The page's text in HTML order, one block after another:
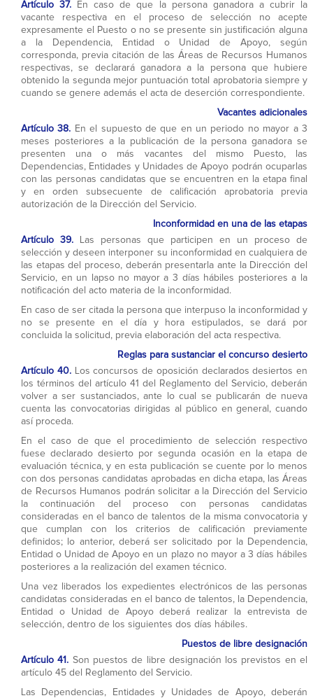
Artículo 37. En caso de que la persona ganadora a cubrir la
vacante respectiva en el proceso de selección no acepte
expresamente el Puesto o no se presente sin justificación alguna
a la Dependencia, Entidad o Unidad de Apoyo, según
corresponda, previa citación de las Áreas de Recursos Humanos
respectivas, se declarará ganadora a la persona que hubiere
obtenido la segunda mejor puntuación total aprobatoria siempre y
cuando se genere además el acta de deserción correspondiente.
Vacantes adicionales
Artículo 38. En el supuesto de que en un periodo no mayor a 3
meses posteriores a la publicación de la persona ganadora se
presenten una o más vacantes del mismo Puesto, las
Dependencias, Entidades y Unidades de Apoyo podrán ocuparlas
con las personas candidatas que se encuentren en la etapa final
y en orden subsecuente de calificación aprobatoria previa
autorización de la Dirección del Servicio.
Inconformidad en una de las etapas
Artículo 39. Las personas que participen en un proceso de
selección y deseen interponer su inconformidad en cualquiera de
las etapas del proceso, deberán presentarla ante la Dirección del
Servicio, en un lapso no mayor a 3 días hábiles posteriores a la
notificación del acto materia de la inconformidad.
En caso de ser citada la persona que interpuso la inconformidad y
no se presente en el día y hora estipulados, se dará por
concluida la solicitud, previa elaboración del acta respectiva.
Reglas para sustanciar el concurso desierto
Artículo 40.Los concursos de oposición declarados desiertos en
los términos del artículo 41 del Reglamento del Servicio, deberán
volver a ser sustanciados, ante lo cual se publicarán de nueva
cuenta las convocatorias dirigidas al público en general, cuando
así proceda.
En el caso de que el procedimiento de selección respectivo
fuese declarado desierto por segunda ocasión en la etapa de
evaluación técnica, y en esta publicación se cuente por lo menos
con dos personas candidatas aprobadas en dicha etapa, las Áreas
de Recursos Humanos podrán solicitar a la Dirección del Servicio
la continuación del proceso con personas candidatas
consideradas en el banco de talentos de la misma convocatoria y
que cumplan con los criterios de calificación previamente
definidos; lo anterior, deberá ser solicitado por la Dependencia,
Entidad o Unidad de Apoyo en un plazo no mayor a 3 días hábiles
posteriores a la realización del examen técnico.
Una vez liberados los expedientes electrónicos de las personas
candidatas consideradas en el banco de talentos, la Dependencia,
Entidad o Unidad de Apoyo deberá realizar la entrevista de
selección, dentro de los siguientes dos días hábiles.
Puestos de libre designación
Artículo 41. Son puestos de libre designación los previstos en el
artículo 45 del Reglamento del Servicio.
Las Dependencias, Entidades y Unidades de Apoyo, deberán